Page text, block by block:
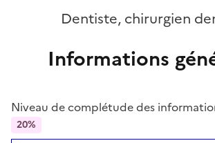
Dentiste, chirurgien
Informations
Niveau de complétude des
20%